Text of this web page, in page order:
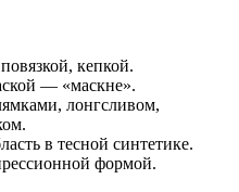
кепкой.
— «маскне».
лонгсливом,
в тесной синтетике.
формой.